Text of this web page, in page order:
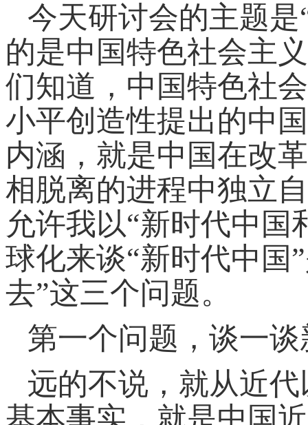
今天研讨会的主题
的是中国特色社会主
们知道，中国特色社
小平创造性提出的中
内涵，就是中国在改
相脱离的进程中独立
允许我以“新时代中国
球化来谈“新时代中国
去”这三个问题。
第一个问题，谈一
远的不说，就从近
基本事实，就是中国